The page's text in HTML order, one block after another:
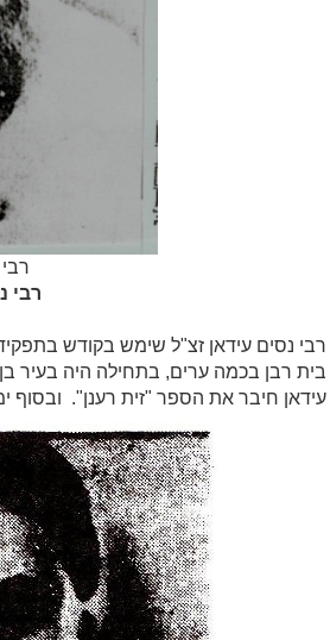
רבי
רבי נסים עידאן זצ"ל שימש בקודש
בית רבן בכמה ערים, בתחילה היה בעיר
עידאן חיבר את הספר "זית רענן". ובסוף